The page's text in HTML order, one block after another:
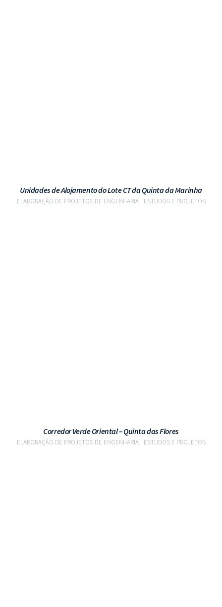
Unidades de Alojamento do Lote CT da Quinta da Marinha
ELABORAÇÃO DE PROJETOS DE ENGENHARIA ESTUDOS E PROJETOS
Corredor Verde Oriental – Quinta das Flores
ELABORAÇÃO DE PROJETOS DE ENGENHARIA ESTUDOS E PROJETOS